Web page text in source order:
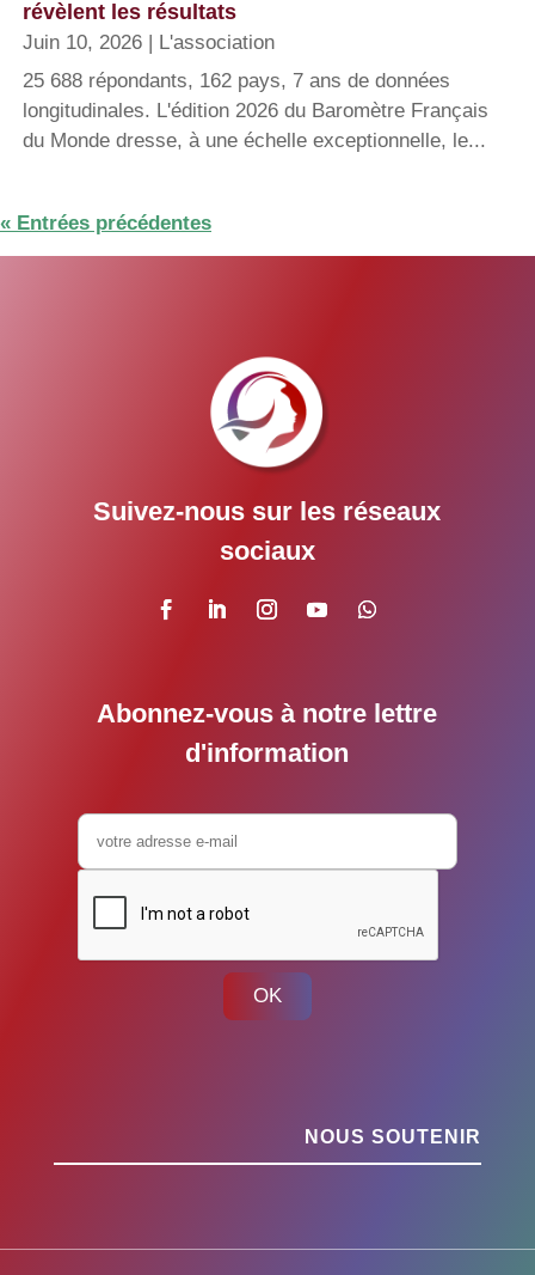
révèlent les résultats
Juin 10, 2026
L'association
25 688 répondants, 162 pays, 7 ans de données
longitudinales. L'édition 2026 du Baromètre Français
du Monde dresse, à une échelle exceptionnelle, le...
« Entrées précédentes
Suivez-nous sur les réseaux
sociaux
Abonnez-vous à notre lettre
d'information
OK
NOUS SOUTENIR